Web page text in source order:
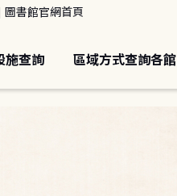
圖書館官網首頁
施查詢 區域方式查詢各館